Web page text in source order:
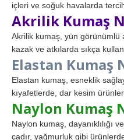
içleri ve soğuk havalarda
Akrilik Kumaş
Akrilik kumaş, yün görünümlü
kazak ve atkılarda sıkça
Elastan Kumaş
Elastan kumaş, esneklik
kıyafetlerde, dar kesim
Naylon Kumaş
Naylon kumaş, dayanıklılığı
çadır, yağmurluk gibi